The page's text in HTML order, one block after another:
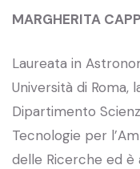
MARGHERITA
Laureata in
Università di
Dipartimento
Tecnologie per
delle Ricerche ed